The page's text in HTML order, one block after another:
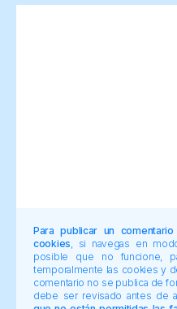
Para publicar un
cookies , si navegas en
posible que no funcione,
temporalmente las cookies y
comentario no se publica de
debe ser revisado antes de